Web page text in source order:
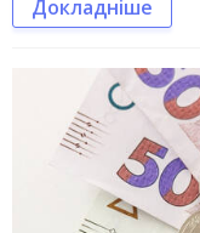
Докладніше